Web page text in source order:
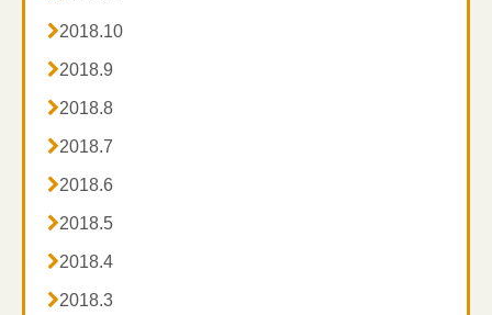
2018.10
2018.9
2018.8
2018.7
2018.6
2018.5
2018.4
2018.3